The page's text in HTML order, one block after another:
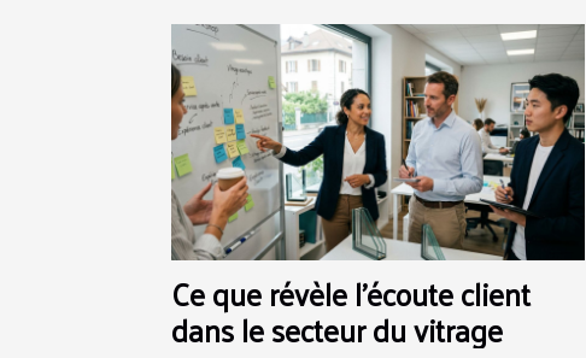
Ce que révèle l’écoute client
dans le secteur du vitrage